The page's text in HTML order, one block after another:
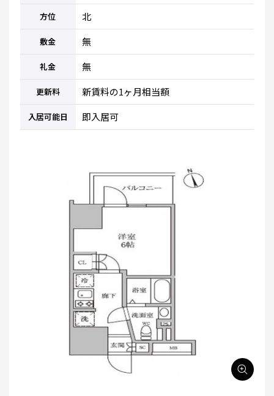
方位 北
敷金 無
礼金 無
更新料 新賃料の1ヶ月相当額
入居可能日 即入居可